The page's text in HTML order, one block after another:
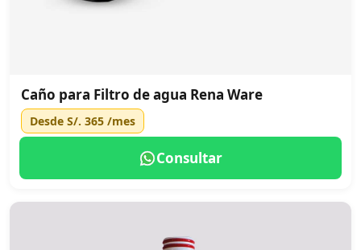
Caño para Filtro de agua Rena Ware
Desde S/. 365 /mes
Consultar